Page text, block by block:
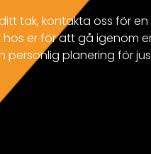
tak, kontakta oss för
er för att gå igenom
personlig planering för